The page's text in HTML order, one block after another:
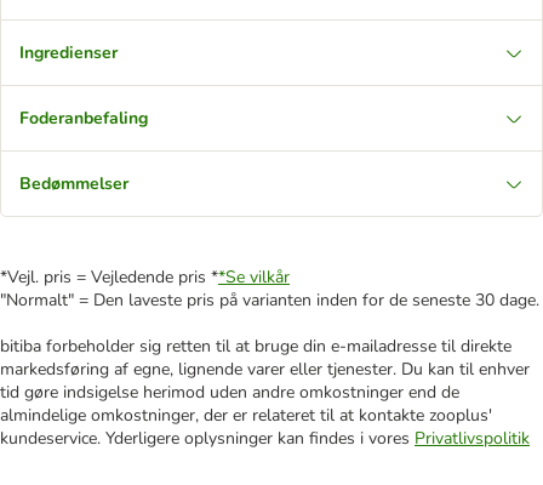
Ingredienser
Foderanbefaling
Bedømmelser
*Vejl. pris = Vejledende pris **Se vilkår
"Normalt" = Den laveste pris på varianten inden for de seneste 30 dage.
bitiba forbeholder sig retten til at bruge din e-mailadresse til direkte
markedsføring af egne, lignende varer eller tjenester. Du kan til enhver
tid gøre indsigelse herimod uden andre omkostninger end de
almindelige omkostninger, der er relateret til at kontakte zooplus'
kundeservice. Yderligere oplysninger kan findes i vores Privatlivspolitik